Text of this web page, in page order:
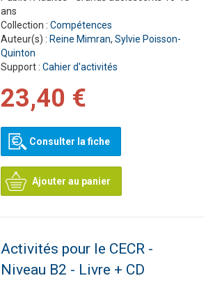
ans
Collection : Compétences
Auteur(s) : Reine Mimran, Sylvie Poisson-
Quinton
Support : Cahier d'activités
23,40 €
Consulter la fiche
Ajouter au panier
Activités pour le CECR -
Niveau B2 - Livre + CD